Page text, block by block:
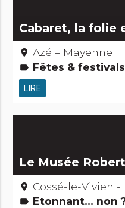
Cabaret, la folie
place Azé – Mayenne
label Fêtes & festivals, confréries Hôtels, restaurants, bars
LIRE
Le Musée
place Cossé-le-Vivien -
label Etonnant... non